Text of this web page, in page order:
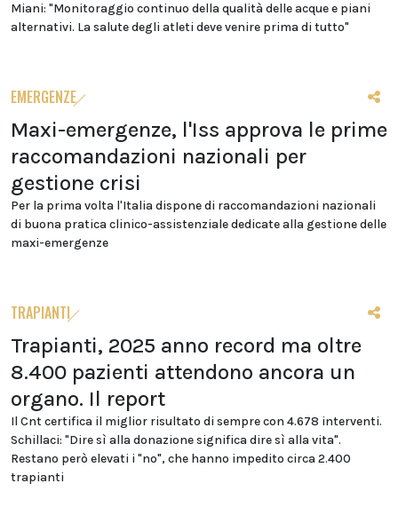
Miani: "Monitoraggio continuo della qualità delle acque e piani
alternativi. La salute degli atleti deve venire prima di tutto"
EMERGENZE
Maxi-emergenze, l'Iss approva le prime
raccomandazioni nazionali per
gestione crisi
Per la prima volta l'Italia dispone di raccomandazioni nazionali
di buona pratica clinico-assistenziale dedicate alla gestione delle
maxi-emergenze
TRAPIANTI
Trapianti, 2025 anno record ma oltre
8.400 pazienti attendono ancora un
organo. Il report
Il Cnt certifica il miglior risultato di sempre con 4.678 interventi.
Schillaci: "Dire sì alla donazione significa dire sì alla vita".
Restano però elevati i "no", che hanno impedito circa 2.400
trapianti